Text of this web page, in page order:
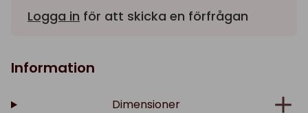
Logga in för att skicka en förfrågan
Information
Dimensioner